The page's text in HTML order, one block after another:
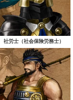
社労士（社会保険労務士）